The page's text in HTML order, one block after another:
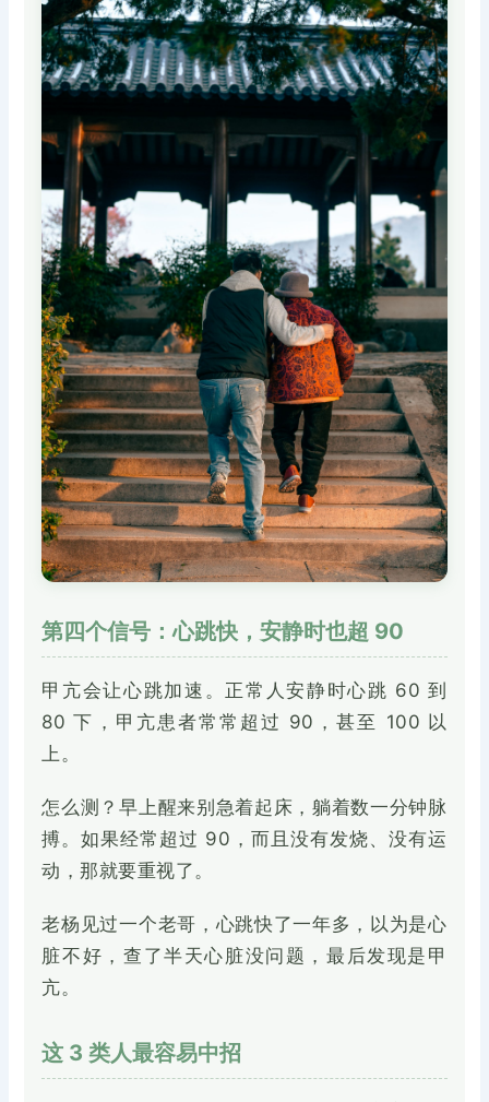
第四个信号：心跳快，安静时也超 90
甲亢会让心跳加速。正常人安静时心跳 60 到
80 下，甲亢患者常常超过 90，甚至 100 以
上。
怎么测？早上醒来别急着起床，躺着数一分钟脉
搏。如果经常超过 90，而且没有发烧、没有运
动，那就要重视了。
老杨见过一个老哥，心跳快了一年多，以为是心
脏不好，查了半天心脏没问题，最后发现是甲
亢。
这 3 类人最容易中招